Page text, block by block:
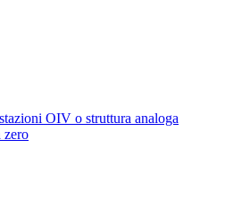
OIV o struttura analoga
zero